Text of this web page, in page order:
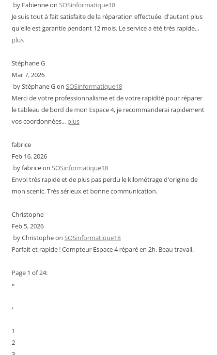
by Fabienneon SOSinformatique18
Je suis tout à fait satisfaite de la réparation effectuée, d'autant plus
qu'elle est garantie pendant 12 mois. Le service a été très rapide...
plus
Stéphane G
Mar 7, 2026
byStéphane Gon SOSinformatique18
Merci de votre professionnalisme et de votre rapidité pour réparer
le tableau de bord de mon Espace 4, je recommanderai rapidement
vos coordonnées... plus
fabrice
Feb 16, 2026
byfabriceon SOSinformatique18
Envoi très rapide et de plus pas perdu le kilométrage d'origine de
mon scenic. Très sérieux et bonne communication.
Christophe
Feb 5, 2026
byChristopheon SOSinformatique18
Parfait et rapide ! Compteur Espace 4 réparé en 2h. Beau travail.
Page 1 of 24:
«
‹
1
2